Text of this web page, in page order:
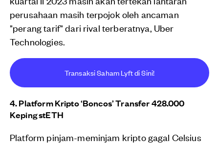
perusahaan masih terpojok oleh ancaman
"perang tarif" dari rival terberatnya, Uber
Technologies.
Transaksi Saham Lyft di Sini!
4. Platform Kripto ‘Boncos’ Transfer 428.000
Keping stETH
Platform pinjam-meminjam kripto gagal Celsius